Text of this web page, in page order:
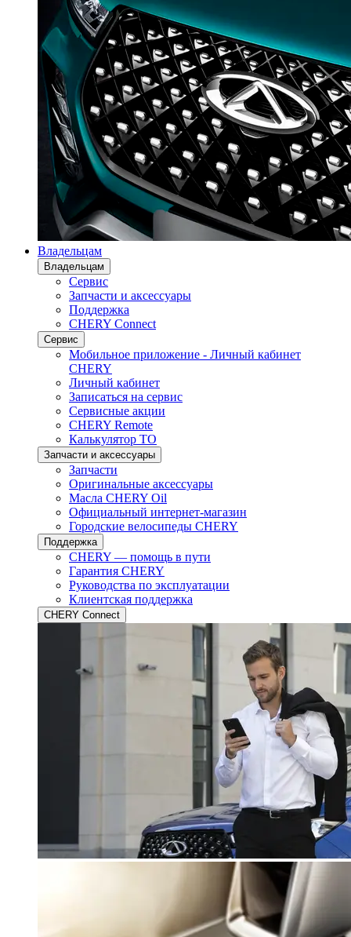
Владельцам
Владельцам
Сервис
Запчасти и аксессуары
Поддержка
CHERY Connect
Сервис
Мобильное приложение - Личный кабинет
CHERY
Личный кабинет
Записаться на сервис
Сервисные акции
CHERY Remote
Калькулятор ТО
Запчасти и аксессуары
Запчасти
Оригинальные аксессуары
Масла CHERY Oil
Официальный интернет-магазин
Городские велосипеды CHERY
Поддержка
CHERY — помощь в пути
Гарантия CHERY
Руководства по эксплуатации
Клиентская поддержка
CHERY Connect